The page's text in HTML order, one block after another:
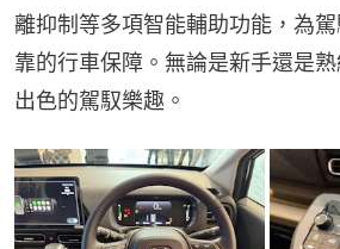
離抑制等多項智能輔助功能，為
靠的行車保障。無論是新手還是
出色的駕馭樂趣。